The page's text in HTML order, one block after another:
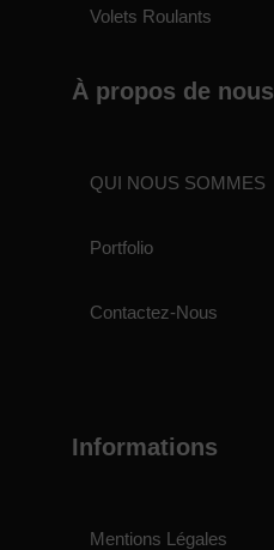
Volets Roulants
À propos de nous
QUI NOUS SOMMES
Portfolio
Contactez-Nous
Informations
Mentions Légales